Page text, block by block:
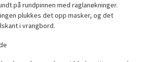
på rundpinnen med raglanøkninger.
plukkes det opp masker, og det
i vrangbord.